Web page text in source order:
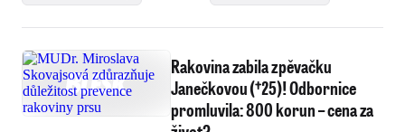
Rakovina zabila zpěvačku
Janečkovou (†25)! Odbornice
promluvila: 800 korun – cena za